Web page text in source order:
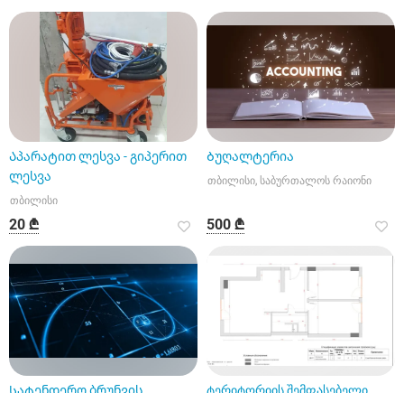
Აპარატით ლესვა - გიპერით
ლესვა
თბილისი
20 ₾
Ბუღალტერია
თბილისი, საბურთალოს რაიონი
500 ₾